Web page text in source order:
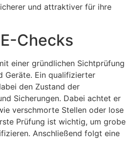
und attraktiver für ihre
Checks
einer gründlichen Sichtprüfung
Geräte. Ein qualifizierter
den Zustand der
Sicherungen. Dabei achtet er
verschmorte Stellen oder lose
Prüfung ist wichtig, um grobe
Anschließend folgt eine